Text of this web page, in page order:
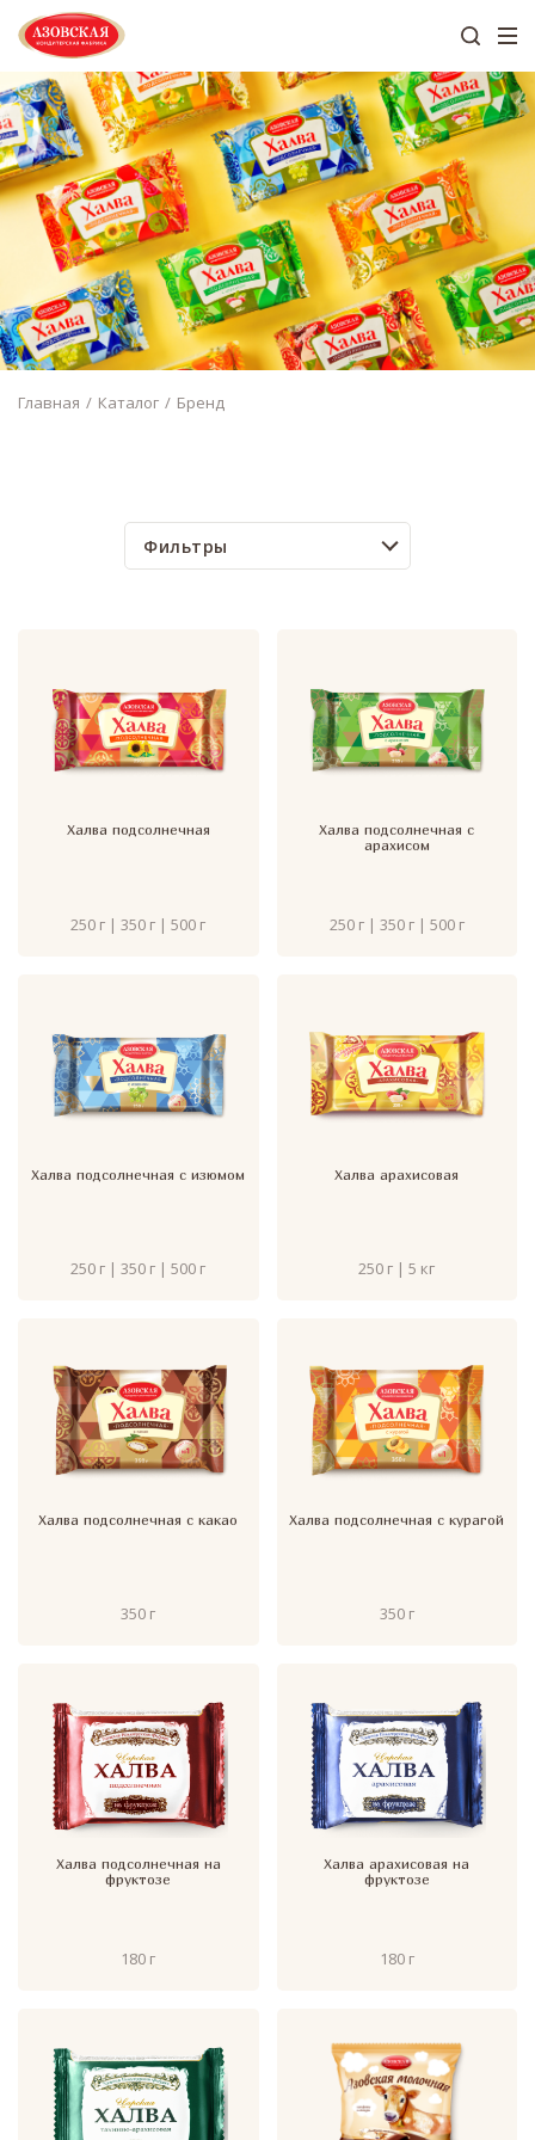
Главная Каталог Бренд
Фильтры
Халва подсолнечная
250 г | 350 г | 500 г
Халва подсолнечная с
арахисом
250 г | 350 г | 500 г
Халва подсолнечная с изюмом
250 г | 350 г | 500 г
Халва арахисовая
250 г | 5 кг
Халва подсолнечная с какао
350 г
Халва подсолнечная с курагой
350 г
Халва подсолнечная на
фруктозе
180 г
Халва арахисовая на
фруктозе
180 г